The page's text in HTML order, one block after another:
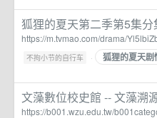
狐狸的夏天第二季第5集
https://m.tvmao.com/drama/
不拘小节的自行车 · 狐狸的夏天剧
文藻數位校史館 -- 文藻溯
https://b001.wzu.edu.tw/